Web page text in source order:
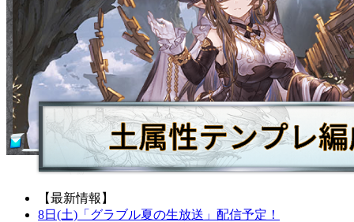
【最新情報】
8日(土)「グラブル夏の生放送」配信予定！